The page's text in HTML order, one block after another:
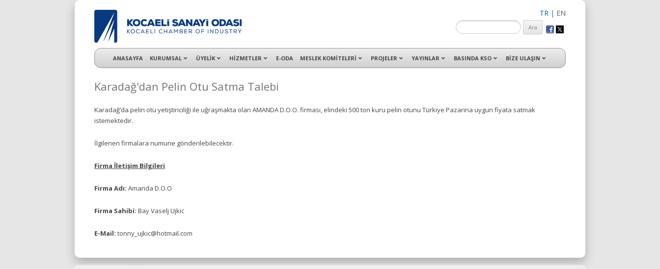
TR | EN
KSO 3500’ü aşkın sanayi kuruluşuna uzman çalışanları ile İzmit Merkez, Çayırova, Dilovası, Gebze ve İMES OSB’deki ofisleri ile hizmet vermektedir.
ANASAYFA KURUMSAL ÜYELİK HİZMETLER E-ODA MESLEK KOMİTELERİ PROJELER YAYINLAR BASINDA KSO BİZE ULAŞIN
Karadağ'dan Pelin Otu Satma Talebi
Karadağ’da pelin otu yetiştiriciliği ile uğraşmakta olan AMANDA D.O.O. firması, elindeki 500 ton kuru pelin otunu Türkiye Pazarına uygun fiyata satmak
istemektedir.
İlgilenen firmalara numune gönderilebilecektir.
Firma İletişim Bilgileri
Firma Adı: Amanda D.O.O
Firma Sahibi: Bay Vaselj Ujkic
E-Mail: tonny_ujkic@hotmail.com